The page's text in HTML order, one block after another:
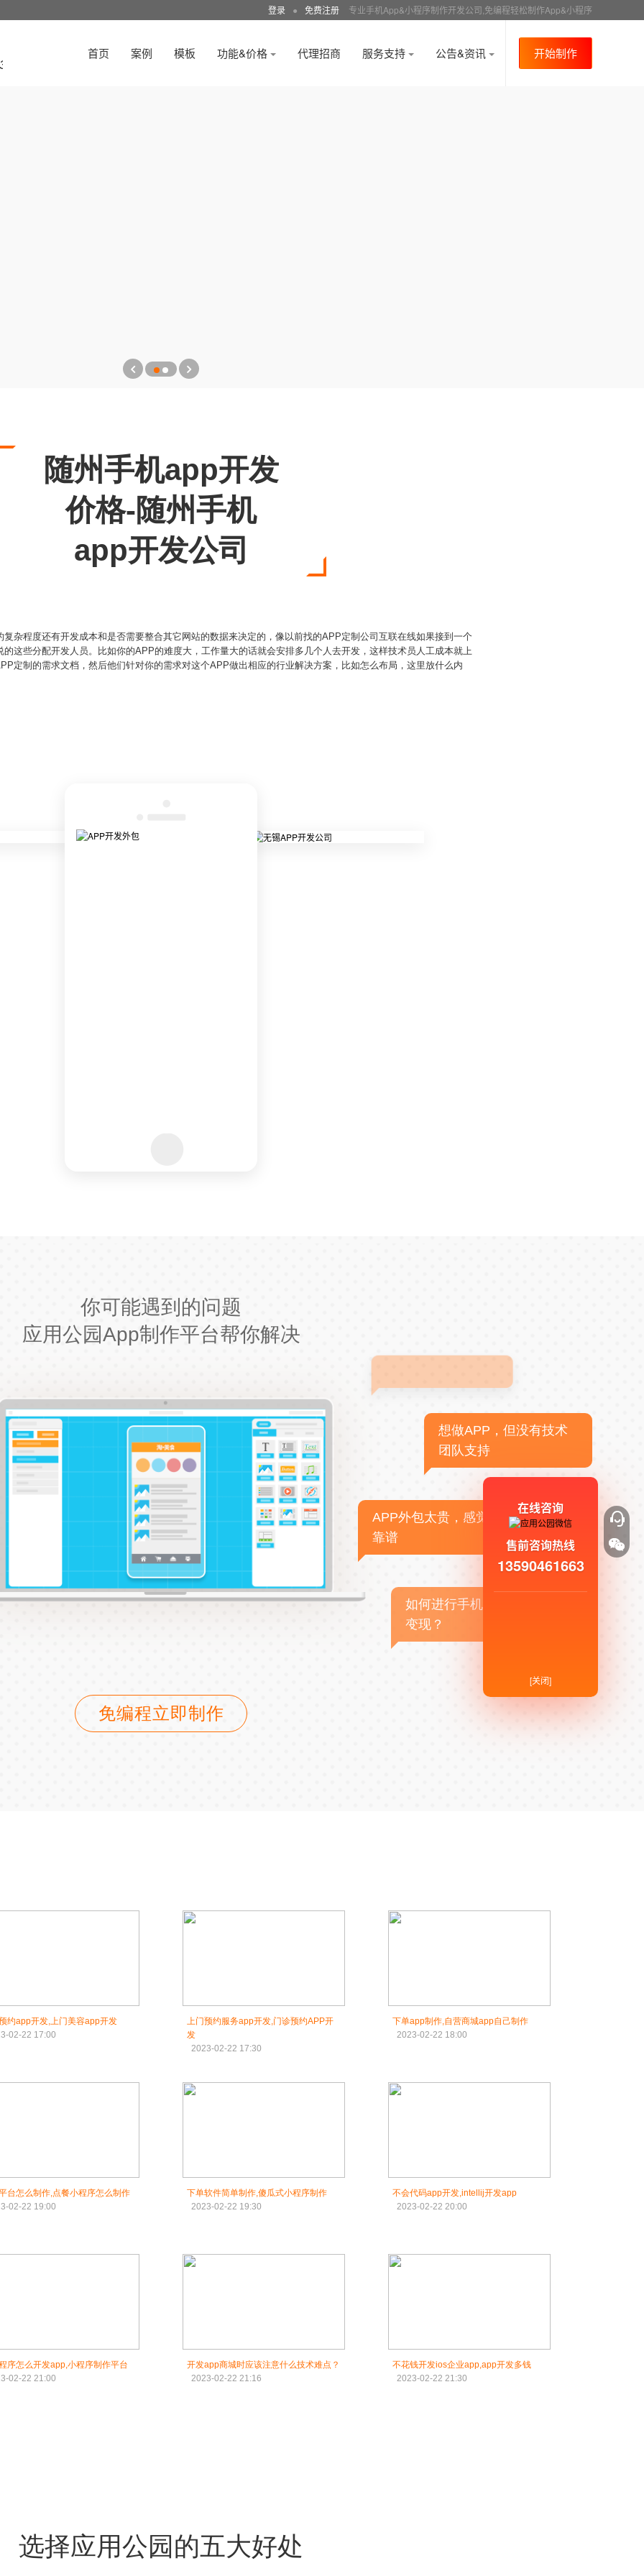
登录 ● 免费注册 专业手机App&小程序制作开发公司,免编程轻松制作App&小程序
首页 案例 模板 功能&价格 代理招商 服务支持 公告&资讯 开始制作
随州手机app开发
价格-随州手机
app开发公司
杂程度还有开发成本和是否需要整合其它网站的数据来决定的，像以前找的APP定制公司互联在线如果接到一个
这些分配开发人员。比如你的APP的难度大，工作量大的话就会安排多几个人去开发，这样技术员人工成本就上
定制的需求文档，然后他们针对你的需求对这个APP做出相应的行业解决方案，比如怎么布局，这里放什么内
你可能遇到的问题
应用公园App制作平台帮你解决
想做APP，但没有技术
团队支持
APP外包太贵，感觉不
靠谱
如何进行手机APP商业
变现？
免编程立即制作
约app开发,上门美容app开发
02-22 17:00
上门预约服务app开发,门诊预约APP开
发
2023-02-22 17:30
下单app制作,自营商城app自己制作
2023-02-22 18:00
台怎么制作,点餐小程序怎么制作
02-22 19:00
下单软件简单制作,傻瓜式小程序制作
2023-02-22 19:30
不会代码app开发,intellij开发app
2023-02-22 20:00
序怎么开发app,小程序制作平台
02-22 21:00
开发app商城时应该注意什么技术难点？
2023-02-22 21:16
不花钱开发ios企业app,app开发多钱
2023-02-22 21:30
选择应用公园的五大好处
在线咨询
售前咨询热线
13590461663
[关闭]